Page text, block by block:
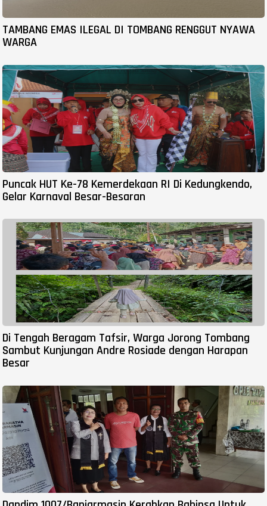
TAMBANG EMAS ILEGAL DI TOMBANG RENGGUT NYAWA
WARGA
Puncak HUT Ke-78 Kemerdekaan RI Di Kedungkendo,
Gelar Karnaval Besar-Besaran
Di Tengah Beragam Tafsir, Warga Jorong Tombang
Sambut Kunjungan Andre Rosiade dengan Harapan
Besar